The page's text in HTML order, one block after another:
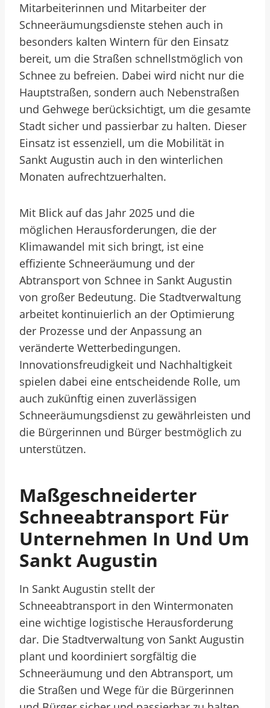
Mitarbeiterinnen und Mitarbeiter der
Schneeräumungsdienste stehen auch in
besonders kalten Wintern für den Einsatz
bereit, um die Straßen schnellstmöglich von
Schnee zu befreien. Dabei wird nicht nur die
Hauptstraßen, sondern auch Nebenstraßen
und Gehwege berücksichtigt, um die gesamte
Stadt sicher und passierbar zu halten. Dieser
Einsatz ist essenziell, um die Mobilität in
Sankt Augustin auch in den winterlichen
Monaten aufrechtzuerhalten.
Mit Blick auf das Jahr 2025 und die
möglichen Herausforderungen, die der
Klimawandel mit sich bringt, ist eine
effiziente Schneeräumung und der
Abtransport von Schnee in Sankt Augustin
von großer Bedeutung. Die Stadtverwaltung
arbeitet kontinuierlich an der Optimierung
der Prozesse und der Anpassung an
veränderte Wetterbedingungen.
Innovationsfreudigkeit und Nachhaltigkeit
spielen dabei eine entscheidende Rolle, um
auch zukünftig einen zuverlässigen
Schneeräumungsdienst zu gewährleisten und
die Bürgerinnen und Bürger bestmöglich zu
unterstützen.
Maßgeschneiderter
Schneeabtransport Für
Unternehmen In Und Um
Sankt Augustin
In Sankt Augustin stellt der
Schneeabtransport in den Wintermonaten
eine wichtige logistische Herausforderung
dar. Die Stadtverwaltung von Sankt Augustin
plant und koordiniert sorgfältig die
Schneeräumung und den Abtransport, um
die Straßen und Wege für die Bürgerinnen